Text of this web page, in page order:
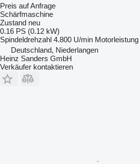
Preis auf Anfrage
Schärfmaschine
Zustand neu
0.16 PS (0.12 kW)
Spindeldrehzahl 4.800 U/min Motorleistung
Deutschland, Niederlangen
Heinz Sanders GmbH
Verkäufer kontaktieren